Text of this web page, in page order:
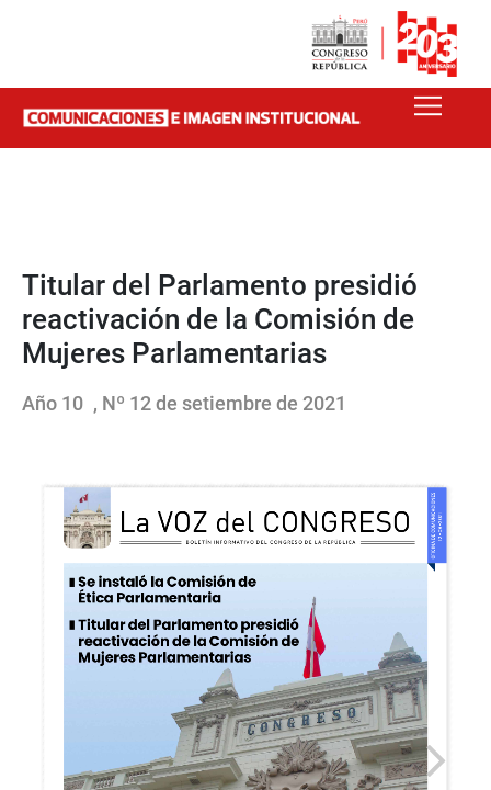
Titular del Parlamento presidió
reactivación de la Comisión de
Mujeres Parlamentarias
Año 10 , Nº 12 de setiembre de 2021